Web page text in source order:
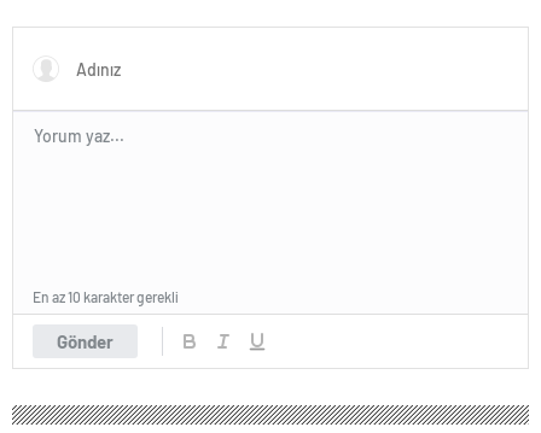
Gönder
En az 10 karakter gerekli